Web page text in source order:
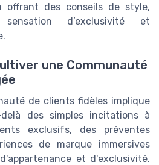
offrant des conseils de style,
d’exclusivité et
une Communauté
de clients fidèles implique
des simples incitations à
exclusifs, des préventes
de marque immersives
et d'exclusivité.